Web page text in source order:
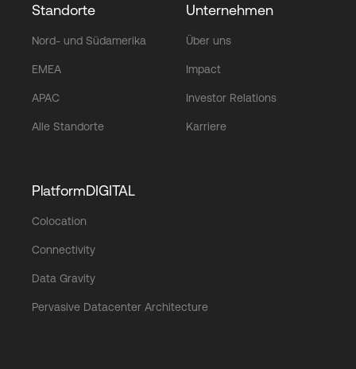
Standorte
Nord- und Südamerika
EMEA
APAC
Alle Standorte
Unternehmen
Über uns
Impact
Investor Relations
Karriere
PlatformDIGITAL
Colocation
Connectivity
Data Gravity
Pervasive Datacenter Architecture